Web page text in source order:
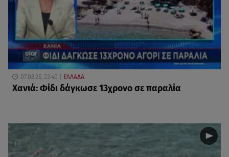
07.08.26, 22:40 ΕΛΛΑΔΑ
Χανιά: Φίδι δάγκωσε 13χρονο σε παραλία